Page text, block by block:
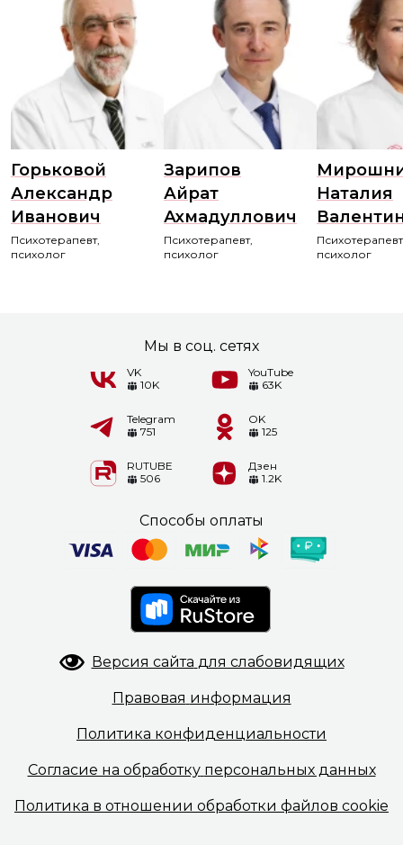
Горьковой
Александр
Иванович
Психотерапевт,
психолог
Зарипов
Айрат
Ахмадуллович
Психотерапевт,
психолог
Наталия
психолог
Мы в соц. сетях
VK
10K
YouTube
63K
Telegram
751
OK
125
RUTUBE
506
Дзен
1.2K
Способы оплаты
Версия сайта для слабовидящих
Правовая информация
Политика конфиденциальности
Согласие на обработку персональных данных
Политика в отношении обработки файлов cookie